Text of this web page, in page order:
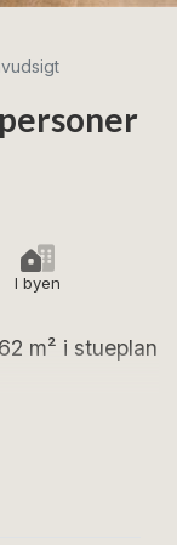
I byen
m² i stueplan
indbydende
med lige ved